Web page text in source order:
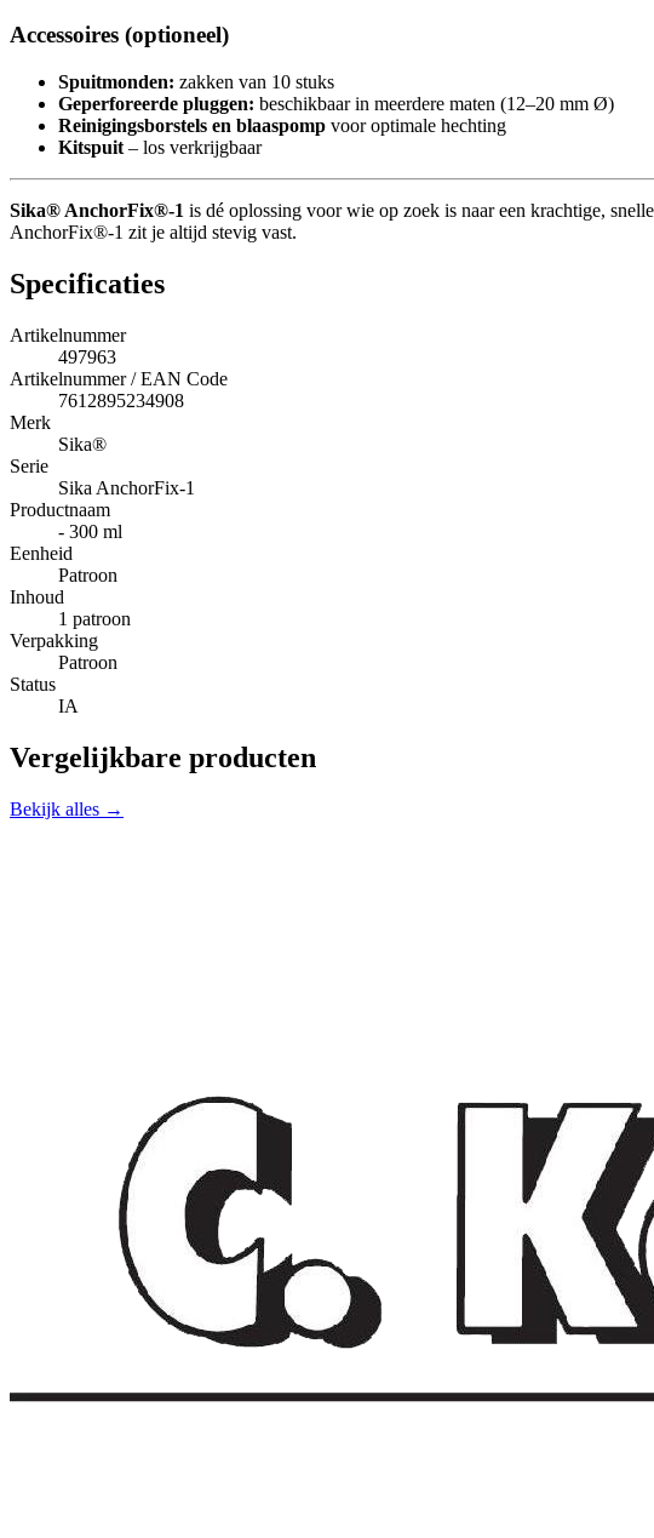
Accessoires (optioneel)
Spuitmonden: zakken van 10 stuks
Geperforeerde pluggen: beschikbaar in meerdere maten (12–20 mm Ø)
Reinigingsborstels en blaaspomp voor optimale hechting
Kitspuit – los verkrijgbaar
Sika® AnchorFix®-1 is dé oplossing voor wie op zoek is naar een krachtige,
AnchorFix®-1 zit je altijd stevig vast.
Specificaties
Artikelnummer
497963
Artikelnummer / EAN Code
7612895234908
Merk
Sika®
Serie
Sika AnchorFix-1
Productnaam
- 300 ml
Eenheid
Patroon
Inhoud
1 patroon
Verpakking
Patroon
Status
IA
Vergelijkbare producten
Bekijk alles →